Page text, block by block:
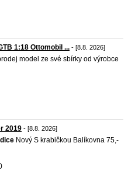
1:18 Ottomobil ... - [8.8. 2026]
model ze své sbírky od výrobce
2019 - [8.8. 2026]
Nový S krabičkou Balíkovna 75,-